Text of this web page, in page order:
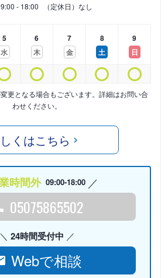
- 18:00 （定休日）なし
5
水
6
木
7
金
8
土
9
日
更となる場合もございます。詳細はお問い合
わせください。
くはこちら
時間外 09:00-18:00
05075865502
24時間受付中
Webで相談